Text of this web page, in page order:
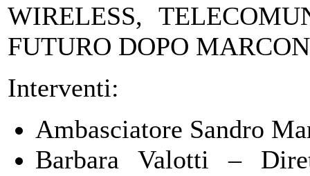
WIRELESS,
FUTURO DOPO
Interventi:
Ambasciatore Sandro
Barbara Valotti –